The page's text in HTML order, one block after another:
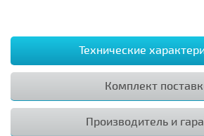
Технические
Комплект
Производитель и